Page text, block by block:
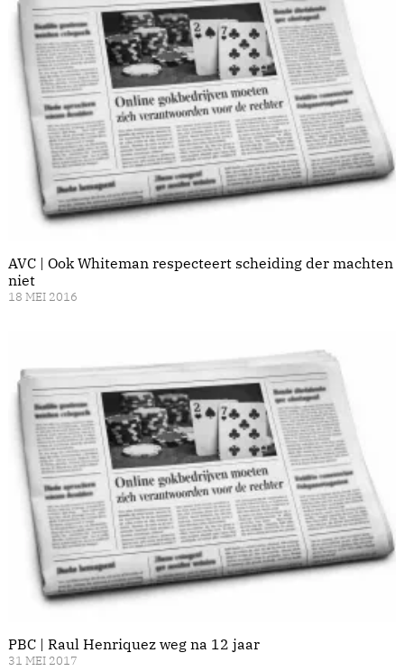
AVC | Ook Whiteman respecteert scheiding der machten
niet
18 MEI 2016
PBC | Raul Henriquez weg na 12 jaar
31 MEI 2017